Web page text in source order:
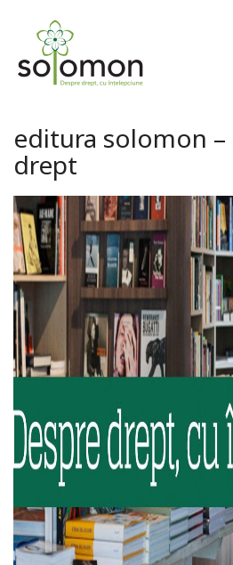
editura solomon
drept